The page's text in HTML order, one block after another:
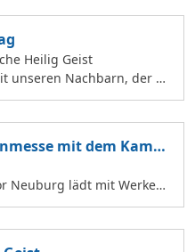
den Kirchenchor Laetare, l
und Weinbar. Kind
Wir freuen uns auf dich!
Heilig Geist
unseren Nachbarn, der Ca
mit dem Kamm
Neuburg lädt mit Werken
zum Konzert in der Hofkirch